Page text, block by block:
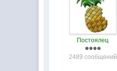
Постоялец
2489 сообщений